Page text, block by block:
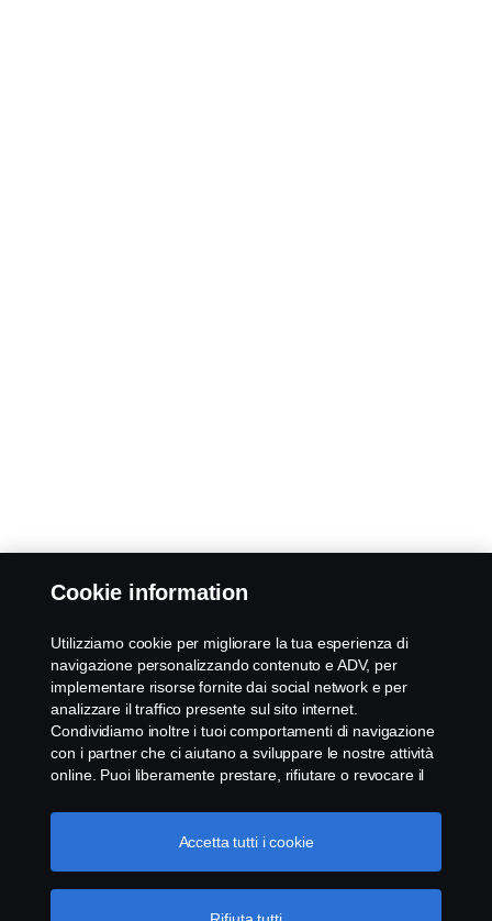
Cookie information
Utilizziamo cookie per migliorare la tua esperienza di
navigazione personalizzando contenuto e ADV, per
implementare risorse fornite dai social network e per
analizzare il traffico presente sul sito internet.
Condividiamo inoltre i tuoi comportamenti di navigazione
con i partner che ci aiutano a sviluppare le nostre attività
online. Puoi liberamente prestare, rifiutare o revocare il
all'attivazione dei cookie e alla possibilità di condividere le
informazioni. Cliccando "rifiuta tutti" potrai continuare la
Accetta tutti i cookie